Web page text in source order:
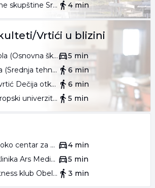
Dom Narodne skupštine Srbije
4 min
Vrtići u blizini
Osnovna škola (Osnovna škola Drinka Pavlović)
5 min
Srednja škola (Srednja tehnička škola Mihajlo Pupin)
6 min
Vrtić (Dečiji vrtić Dečija otkrivalica)
6 min
Fakultet (Evropski univerzitet - Institut za američki biznis MBA)
5 min
Bolnica (Belloko centar za oftalmologiju i estetiku)
4 min
Klinika (Poliklinika Ars Medica)
5 min
Teretana (Fitness klub Obeliks)
3 min